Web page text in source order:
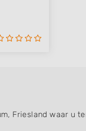
Friesland waar u